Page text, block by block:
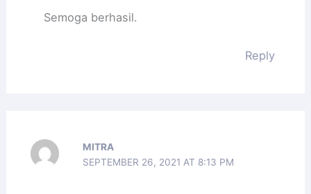
Semoga berhasil.
Reply
MITRA
SEPTEMBER 26, 2021 AT 8:13 PM